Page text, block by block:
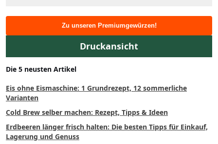
Zu unseren Premiumgewürzen!
Druckansicht
Die 5 neusten Artikel
Eis ohne Eismaschine: 1 Grundrezept, 12 sommerliche
Varianten
Cold Brew selber machen: Rezept, Tipps & Ideen
Erdbeeren länger frisch halten: Die besten Tipps für Einkauf,
Lagerung und Genuss